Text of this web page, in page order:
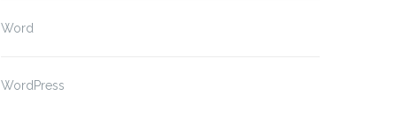
Word
WordPress